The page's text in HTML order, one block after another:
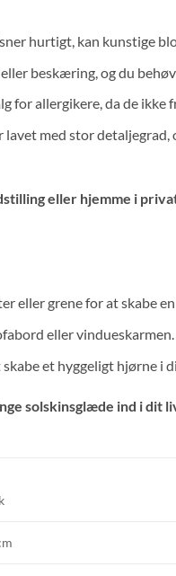
hurtigt, kan kunstige
beskæring, og du
for allergikere, da de ikke
med stor detaljegrad,
eller hjemme i
eller grene for at skabe
eller vindueskarmen.
et hyggeligt hjørne i
solskinsglæde ind i dit